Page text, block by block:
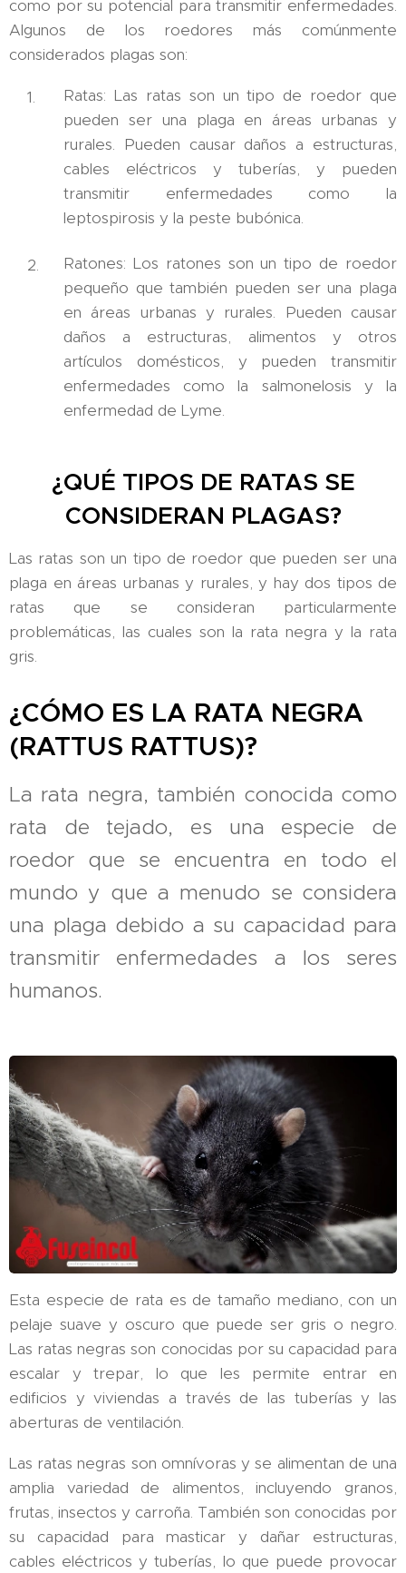
como por su potencial para transmitir enfermedades.
Algunos de los roedores más comúnmente
considerados plagas son:
Ratas: Las ratas son un tipo de roedor que
pueden ser una plaga en áreas urbanas y
rurales. Pueden causar daños a estructuras,
cables eléctricos y tuberías, y pueden
transmitir enfermedades como la
leptospirosis y la peste bubónica.
Ratones: Los ratones son un tipo de roedor
pequeño que también pueden ser una plaga
en áreas urbanas y rurales. Pueden causar
daños a estructuras, alimentos y otros
artículos domésticos, y pueden transmitir
enfermedades como la salmonelosis y la
enfermedad de Lyme.
¿QUÉ TIPOS DE RATAS SE
CONSIDERAN PLAGAS?
Las ratas son un tipo de roedor que pueden ser una
plaga en áreas urbanas y rurales, y hay dos tipos de
ratas que se consideran particularmente
problemáticas, las cuales son la rata negra y la rata
gris.
¿CÓMO ES LA RATA NEGRA
(RATTUS RATTUS)?
La rata negra, también conocida como
rata de tejado, es una especie de
roedor que se encuentra en todo el
mundo y que a menudo se considera
una plaga debido a su capacidad para
transmitir enfermedades a los seres
humanos.
Esta especie de rata es de tamaño mediano, con un
pelaje suave y oscuro que puede ser gris o negro.
Las ratas negras son conocidas por su capacidad para
escalar y trepar, lo que les permite entrar en
edificios y viviendas a través de las tuberías y las
aberturas de ventilación.
Las ratas negras son omnívoras y se alimentan de una
amplia variedad de alimentos, incluyendo granos,
frutas, insectos y carroña. También son conocidas por
su capacidad para masticar y dañar estructuras,
cables eléctricos y tuberías, lo que puede provocar